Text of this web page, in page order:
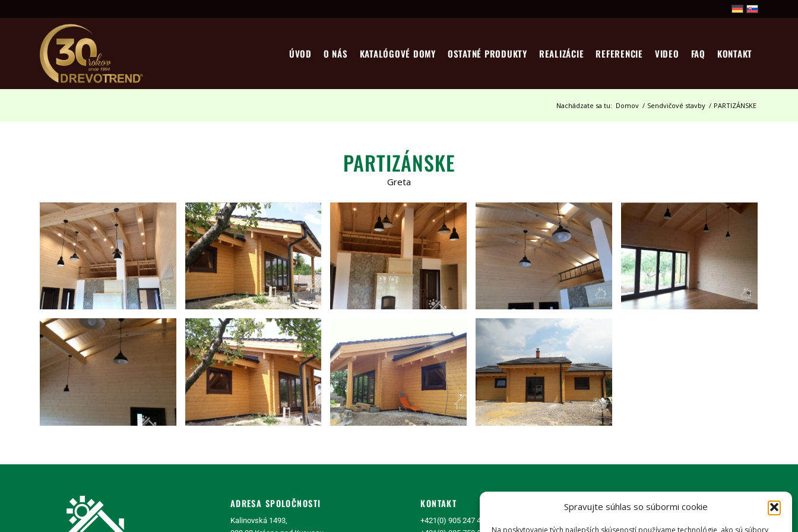
Spravujte súhlas so súbormi cookie
Na poskytovanie tých najlepších skúseností používame technológie, ako sú súbory
ÚVOD O NÁS KATALÓGOVÉ DOMY OSTATNÉ PRODUKTY REALIZÁCIE REFERENCIE VIDEO FAQ KONTAKT
Nachádzate sa tu: Domov / Sendvičové stavby / PARTIZÁNSKE
PARTIZÁNSKE
Greta
ADRESA SPOLOČNOSTI
Kalinovská 1493,
KONTAKT
+421(0) 905 247 463
SLEDUJTE NÁS